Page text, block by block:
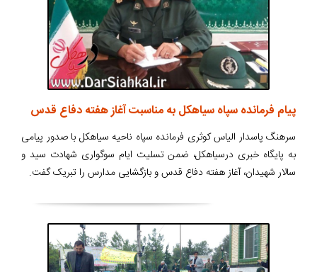
پیام فرمانده سپاه سیاهکل به مناسبت آغاز هفته دفاع قدس
سرهنگ پاسدار الیاس کوثری فرمانده سپاه ناحیه سیاهکل با صدور پیامی
به پایگاه خبری درسیاهکل، ضمن تسلیت ایام سوگواری شهادت سید و
سالار شهیدان، آغاز هفته دفاع قدس و بازگشایی مدارس را تبریک گفت.